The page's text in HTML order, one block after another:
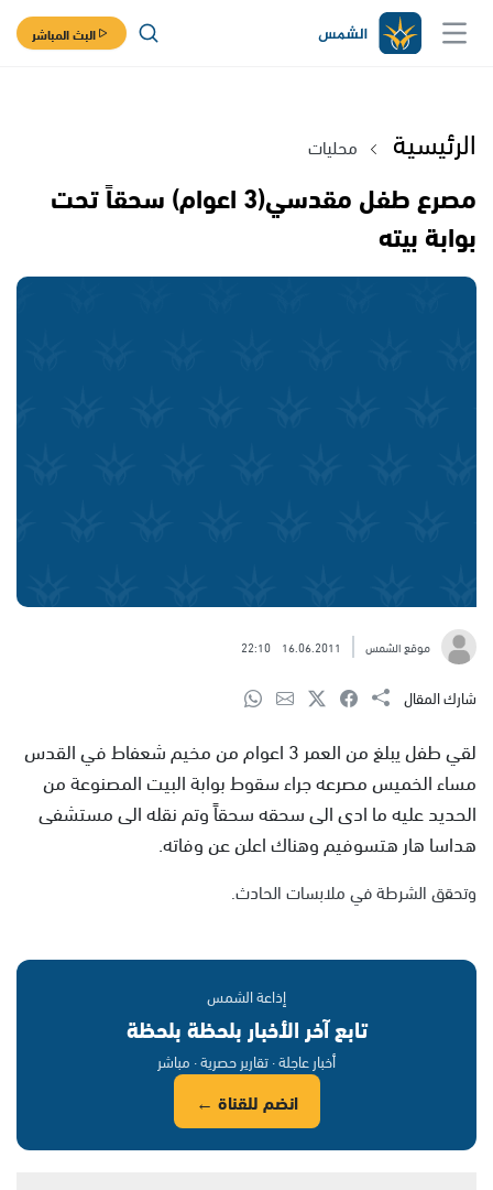
البث المباشر
الرئيسية محليات
مصرع طفل مقدسي(3 اعوام) سحقاً تحت
بوابة بيته
موقع الشمس 16.06.2011
22:10
شارك المقال
لقي طفل يبلغ من العمر 3 اعوام من مخيم شعفاط في القدس
مساء الخميس مصرعه جراء سقوط بوابة البيت المصنوعة من
الحديد عليه ما ادى الى سحقه سحقاً وتم نقله الى مستشفى
هداسا هار هتسوفيم وهناك اعلن عن وفاته.
وتحقق الشرطة في ملابسات الحادث.
إذاعة الشمس
تابع آخر الأخبار بلحظة بلحظة
أخبار عاجلة · تقارير حصرية · مباشر
انضم للقناة ←